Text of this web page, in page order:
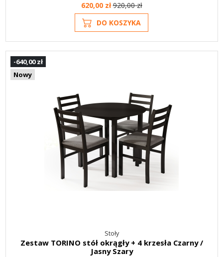
620,00 zł920,00 zł
DO KOSZYKA
-640,00 zł
Nowy
Stoły
Zestaw TORINO stół okrągły + 4 krzesła Czarny /
Jasny Szary